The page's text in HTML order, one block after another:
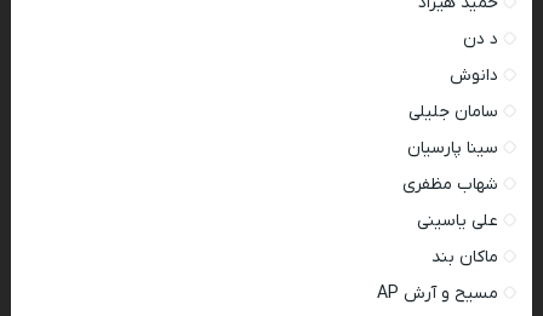
د دن
دانوش
سامان جلیلی
سینا پارسیان
شهاب مظفری
علی یاسینی
ماکان بند
مسیح و آرش AP